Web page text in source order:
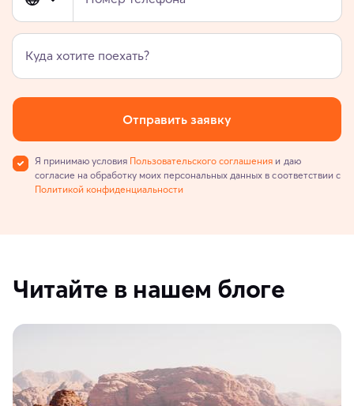
Куда хотите поехать?
Отправить заявку
Я принимаю условия Пользовательского соглашения и даю
согласие на обработку моих персональных данных в соответствии с
Политикой конфиденциальности
Читайте в нашем блоге